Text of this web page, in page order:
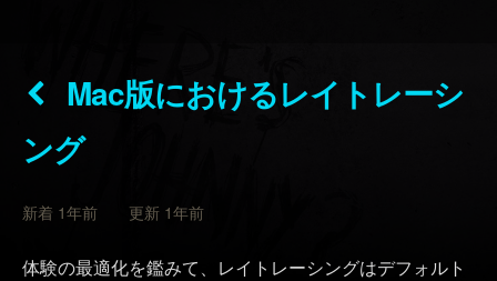
Mac版におけるレイトレーシ
ング
新着 1年前 更新 1年前
体験の最適化を鑑みて、レイトレーシングはデフォルト